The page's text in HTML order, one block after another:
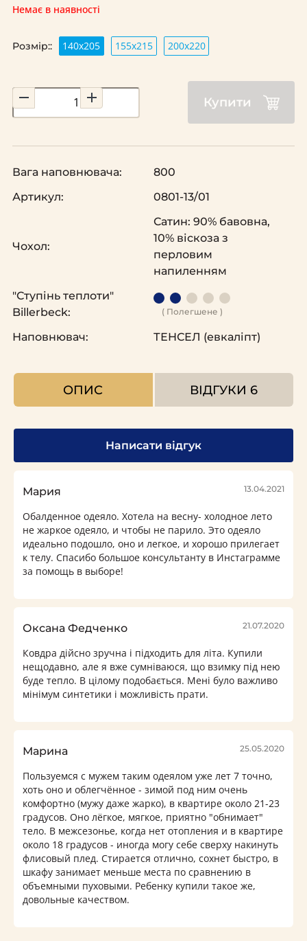
Немає в наявності
Розмір:: 140х205 155х215 200х220
Купити
Вага наповнювача:
800
Артикул:
0801-13/01
Чохол:
Сатин: 90% бавовна,
10% віскоза з
перловим
напиленням
"Ступінь теплоти"
Billerbeck:
( Полегшене )
Наповнювач: ТЕНСЕЛ (евкаліпт)
ОПИС ВІДГУКИ 6
Написати відгук
Мария 13.04.2021
Обалденное одеяло. Хотела на весну- холодное лето
не жаркое одеяло, и чтобы не парило. Это одеяло
идеально подошло, оно и легкое, и хорошо прилегает
к телу. Спасибо большое консультанту в Инстаграмме
за помощь в выборе!
Оксана Федченко 21.07.2020
Ковдра дійсно зручна і підходить для літа. Купили
нещодавно, але я вже сумніваюся, що взимку під нею
буде тепло. В цілому подобається. Мені було важливо
мінімум синтетики і можливість прати.
Марина 25.05.2020
Пользуемся с мужем таким одеялом уже лет 7 точно,
хоть оно и облегчённое - зимой под ним очень
комфортно (мужу даже жарко), в квартире около 21-23
градусов. Оно лёгкое, мягкое, приятно "обнимает"
тело. В межсезонье, когда нет отопления и в квартире
около 18 градусов - иногда могу себе сверху накинуть
флисовый плед. Стирается отлично, сохнет быстро, в
шкафу занимает меньше места по сравнению в
объемными пуховыми. Ребенку купили такое же,
довольные качеством.